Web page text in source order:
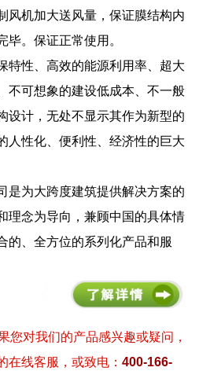
风机加大送风量，保证膜结构内
毕。保证正常使用。
特性、高效的能源利用率、超大
不可想象的建设低成本、不一般
设计，无处不显示其作为新型的
人性化、便利性、经济性的巨大
是为大跨度建筑提供解决方案的
理念为导向，兼顾中国的具体情
的、全方位的系列化产品和服
您对我们的产品感兴趣或疑问，
在线客服，或致电： 400-166-